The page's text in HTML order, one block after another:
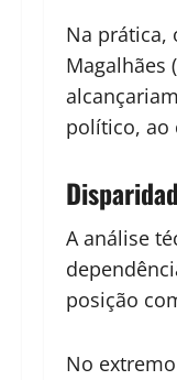
Na prática,
Magalhães
político, ao
A análise
posição
No